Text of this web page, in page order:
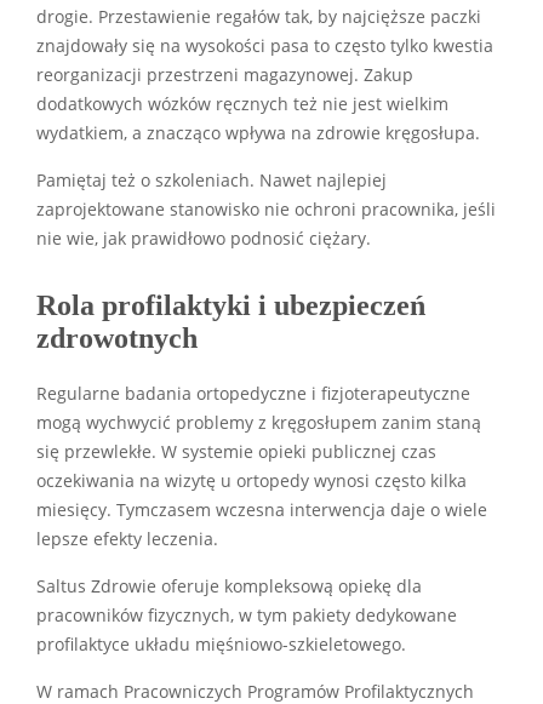
drogie. Przestawienie regałów tak, by najcięższe paczki
znajdowały się na wysokości pasa to często tylko kwestia
reorganizacji przestrzeni magazynowej. Zakup
dodatkowych wózków ręcznych też nie jest wielkim
wydatkiem, a znacząco wpływa na zdrowie kręgosłupa.
Pamiętaj też o szkoleniach. Nawet najlepiej
zaprojektowane stanowisko nie ochroni pracownika, jeśli
nie wie, jak prawidłowo podnosić ciężary.
Rola profilaktyki i ubezpieczeń
zdrowotnych
Regularne badania ortopedyczne i fizjoterapeutyczne
mogą wychwycić problemy z kręgosłupem zanim staną
się przewlekłe. W systemie opieki publicznej czas
oczekiwania na wizytę u ortopedy wynosi często kilka
miesięcy. Tymczasem wczesna interwencja daje o wiele
lepsze efekty leczenia.
Saltus Zdrowie oferuje kompleksową opiekę dla
pracowników fizycznych, w tym pakiety dedykowane
profilaktyce układu mięśniowo-szkieletowego.
W ramach Pracowniczych Programów Profilaktycznych